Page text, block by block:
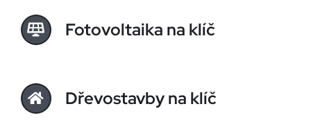
Fotovoltaika na klíč
Dřevostavby na klíč